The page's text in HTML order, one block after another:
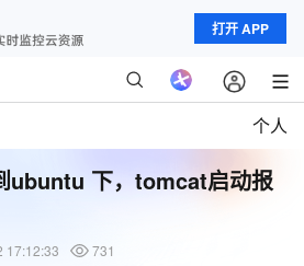
打开 APP
个人
ubuntu 下，tomcat启动报
17:12:33
731